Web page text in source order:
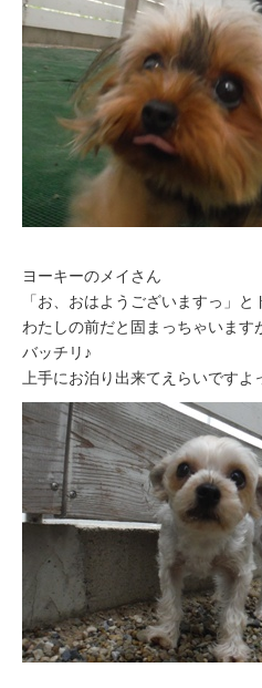
ヨーキーのメイさん
「お、おはようございますっ」
わたしの前だと固まっちゃいます
バッチリ♪
上手にお泊り出来てえらいですよ